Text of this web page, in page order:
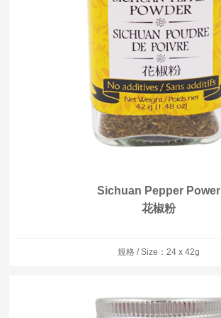
Sichuan Pepper Power
花椒粉
規格 / Size：24 x 42g